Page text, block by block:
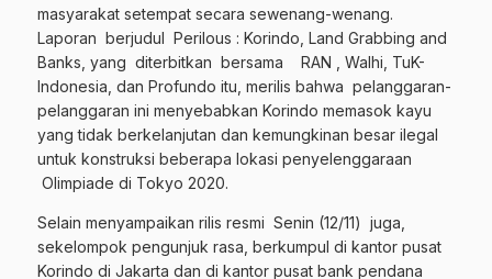
masyarakat setempat secara sewenang-wenang.
Laporan berjudul Perilous : Korindo, Land Grabbing and
Banks, yang diterbitkan bersama RAN , Walhi, TuK-
Indonesia, dan Profundo itu, merilis bahwa pelanggaran-
pelanggaran ini menyebabkan Korindo memasok kayu
yang tidak berkelanjutan dan kemungkinan besar ilegal
untuk konstruksi beberapa lokasi penyelenggaraan
Olimpiade di Tokyo 2020.
Selain menyampaikan rilis resmi Senin (12/11) juga,
sekelompok pengunjuk rasa, berkumpul di kantor pusat
Korindo di Jakarta dan di kantor pusat bank pendana